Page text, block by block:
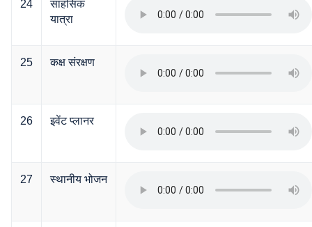
24
साहसिक
यात्रा
25 कक्ष संरक्षण
26 इवेंट प्लानर
27 स्थानीय भोजन